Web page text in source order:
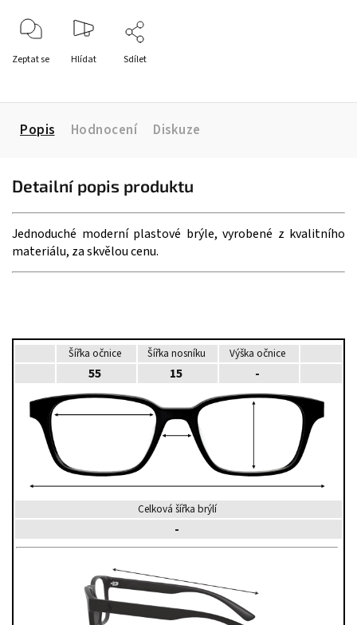
Zeptat se Hlídat Sdílet
Popis Hodnocení Diskuze
Detailní popis produktu
Jednoduché moderní plastové brýle, vyrobené z kvalitního
materiálu, za skvělou cenu.
Šířka očnice Šířka nosníku Výška očnice
55 15 -
Celková šířka brýlí
-